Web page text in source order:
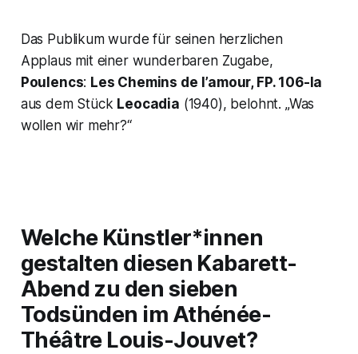
Das Publikum wurde für seinen herzlichen
Applaus mit einer wunderbaren Zugabe,
Poulencs: Les Chemins de l’amour, FP. 106-Ia
aus dem Stück Leocadia (1940), belohnt. „Was
wollen wir mehr?“
Welche Künstler*innen
gestalten diesen Kabarett-
Abend zu den sieben
Todsünden im Athénée-
Théâtre Louis-Jouvet?